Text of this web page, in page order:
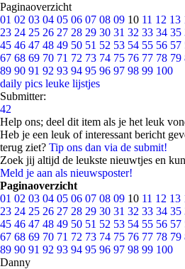
Paginaoverzicht
01 02 03 04 05 06 07 08 09 10 11 12 13
23 24 25 26 27 28 29 30 31 32 33 34 35
45 46 47 48 49 50 51 52 53 54 55 56 57
67 68 69 70 71 72 73 74 75 76 77 78 79
89 90 91 92 93 94 95 96 97 98 99 100
daily pics leuke lijstjes
Submitter:
42
Help ons; deel dit item als je het leuk
Heb je een leuk of interessant bericht
terug ziet? Tip ons dan via de submit!
Zoek jij altijd de leukste nieuwtjes en
Meld je aan als nieuwsposter!
Paginaoverzicht
01 02 03 04 05 06 07 08 09 10 11 12 13
23 24 25 26 27 28 29 30 31 32 33 34 35
45 46 47 48 49 50 51 52 53 54 55 56 57
67 68 69 70 71 72 73 74 75 76 77 78 79
89 90 91 92 93 94 95 96 97 98 99 100
Danny